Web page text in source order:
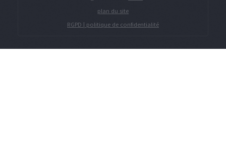
plan du site
RGPD | politique de confidentialité